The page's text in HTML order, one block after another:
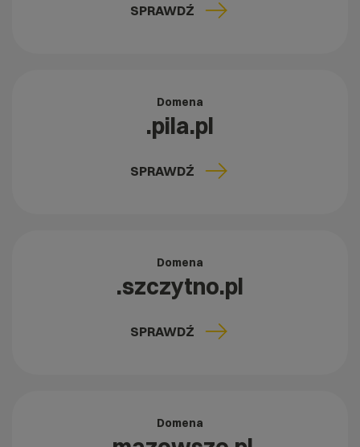
SPRAWDŹ
Domena
.pila.pl
SPRAWDŹ
Domena
.szczytno.pl
SPRAWDŹ
Domena